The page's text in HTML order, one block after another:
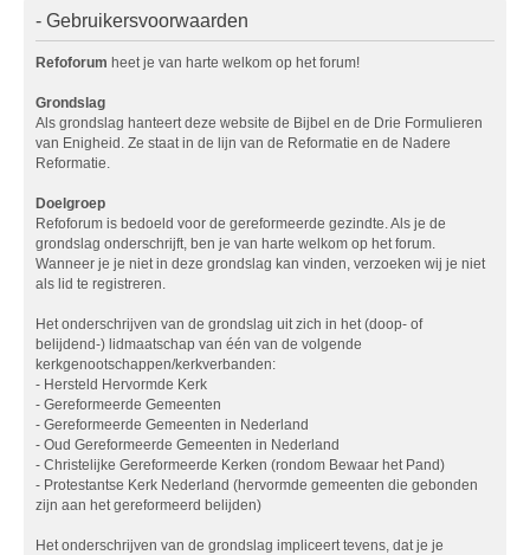
- Gebruikersvoorwaarden
Refoforum heet je van harte welkom op het forum!
Grondslag
Als grondslag hanteert deze website de Bijbel en de Drie Formulieren
van Enigheid. Ze staat in de lijn van de Reformatie en de Nadere
Reformatie.
Doelgroep
Refoforum is bedoeld voor de gereformeerde gezindte. Als je de
grondslag onderschrijft, ben je van harte welkom op het forum.
Wanneer je je niet in deze grondslag kan vinden, verzoeken wij je niet
als lid te registreren.
Het onderschrijven van de grondslag uit zich in het (doop- of
belijdend-) lidmaatschap van één van de volgende
kerkgenootschappen/kerkverbanden:
- Hersteld Hervormde Kerk
- Gereformeerde Gemeenten
- Gereformeerde Gemeenten in Nederland
- Oud Gereformeerde Gemeenten in Nederland
- Christelijke Gereformeerde Kerken (rondom Bewaar het Pand)
- Protestantse Kerk Nederland (hervormde gemeenten die gebonden
zijn aan het gereformeerd belijden)
Het onderschrijven van de grondslag impliceert tevens, dat je je